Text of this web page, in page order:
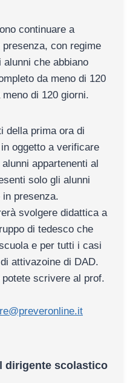
continuare a
con regime
che abbiano
da meno di 120
di 120 giorni.
della prima ora di
oggetto a verificare
appartenenti al
solo gli alunni
presenza.
svolgere didattica a
di tedesco che
e per tutti i casi
attivazoine di DAD.
scrivere al prof.
dirigente scolastico